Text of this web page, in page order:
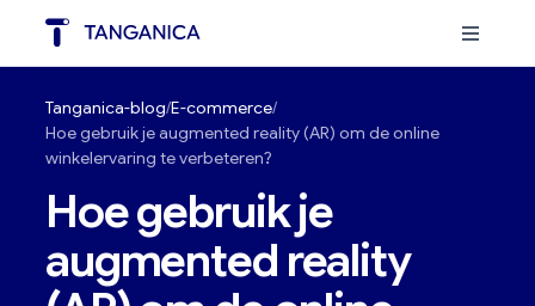
Tanganica-blog E-commerce
Hoe gebruik je augmented reality (AR) om de online
winkelervaring te verbeteren?
Hoe gebruik je
augmented reality